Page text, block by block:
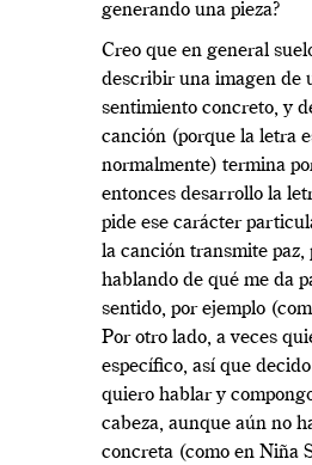
generando una pieza?
Creo que en general
describir una imagen de
sentimiento concreto, y
canción (porque la letra
normalmente) termina
entonces desarrollo la
pide ese carácter
la canción transmite paz,
hablando de qué me da
sentido, por ejemplo
Por otro lado, a veces
específico, así que
quiero hablar y
cabeza, aunque aún no
concreta (como en Niña